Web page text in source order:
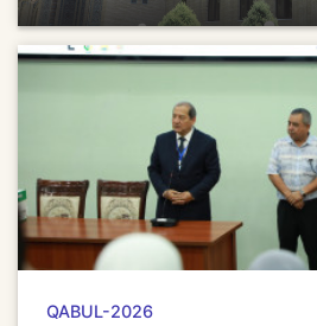
QABUL-2026